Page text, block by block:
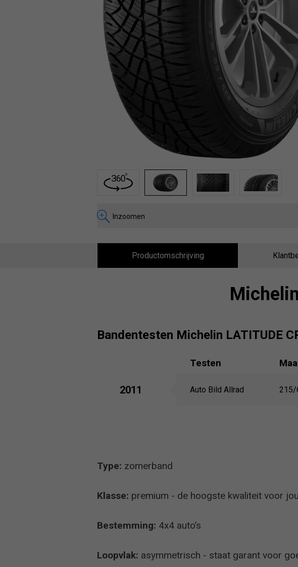
2
Inzoomen
Productomschrijving
Bandentesten Michelin LATITUDE
Testen
2011 Auto Bild Allrad 215/
Type: zomerband
Klasse: premium - de hoogste kwaliteit voor
Bestemming: 4x4 auto’s
Loopvlak: asymmetrisch - staat garant voor